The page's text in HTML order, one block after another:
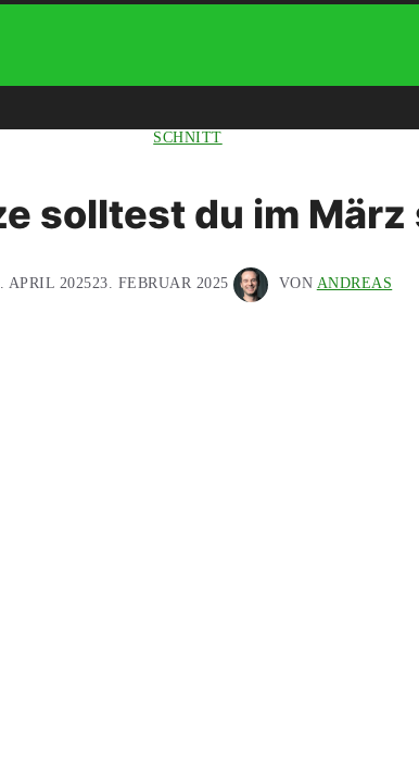
SCHNITT
solltest du im
APRIL 202523. FEBRUAR 2025 VON ANDREAS